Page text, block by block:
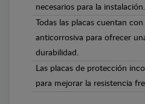
necesarios para la instalación.
Todas las placas cuentan
anticorrosiva para ofrecer
durabilidad.
Las placas de protección
para mejorar la resistencia